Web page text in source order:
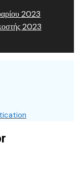
2023
2023